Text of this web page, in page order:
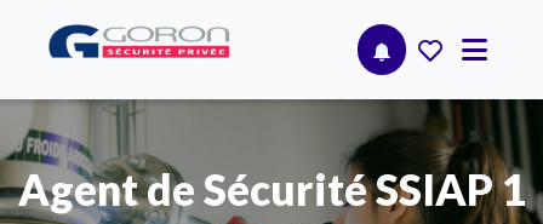
Agent de Sécurité SSIAP 1